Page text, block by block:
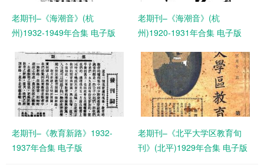
老期刊–《海潮音》(杭
州)1932-1949年合集 电子版
老期刊–《海潮音》(杭
州)1920-1931年合集 电子版
老期刊–《教育新路》1932-
1937年合集 电子版
老期刊–《北平大学区教育旬
刊》(北平)1929年合集 电子版